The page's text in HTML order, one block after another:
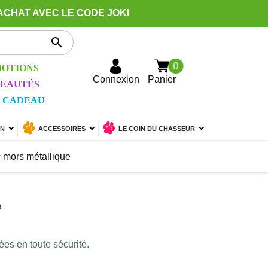
AVEC LE CODE JOKI

CADEAU
Connexion Panier
0
ACCESSOIRES LE COIN DU CHASSEUR
mors métallique
en toute sécurité.